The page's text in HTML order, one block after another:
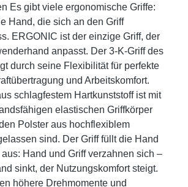
Es gibt viele ergonomische Griffe:
Hand, die sich an den Griff
ERGONIC ist der einzige Griff, der
anpasst. Der 3-K-Griff des
durch seine Flexibilität für perfekte
und Arbeitskomfort.
schlagfestem Hartkunststoff ist mit
elastischen Griffkörper
Polster aus hochflexiblem
sind. Der Griff füllt die Hand
Hand und Griff verzahnen sich –
sinkt, der Nutzungskomfort steigt.
höhere Drehmomente und